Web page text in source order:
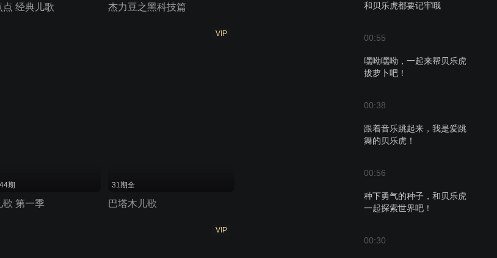
和贝乐虎都要记牢哦
00:55
嘿呦嘿呦，一起来帮贝乐虎
拔萝卜吧！
00:38
跟着音乐跳起来，我是爱跳
舞的贝乐虎！
00:56
种下勇气的种子，和贝乐虎
一起探索世界吧！
00:30
点 经典儿歌 杰力豆之黑科技篇
期
歌 第一季
VIP
31期全
巴塔木儿歌
VIP